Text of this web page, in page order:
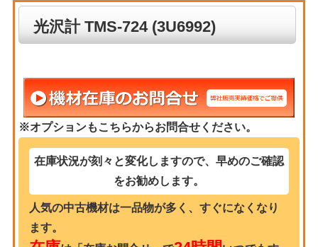
光沢計 TMS-724 (3U6992)
※オプションもこちらからお問合せください。
在庫状況が刻々と変化しますので、早めのご確認
をお勧めします。
人気の中古機材は一品物が多く、すぐになくなり
ます。